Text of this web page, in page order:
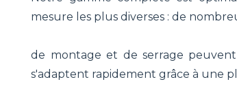
mesure les plus diverses : de
de montage et de serrage
s'adaptent rapidement grâce à une